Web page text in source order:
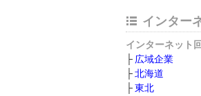
インター
インターネット
広域企業
北海道
東北